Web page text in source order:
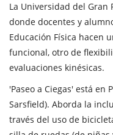
La Universidad del Gran
donde docentes y
Educación Física hacen
funcional, otro de
evaluaciones kinésicas.
'Paseo a Ciegas' está en
Sarsfield). Aborda la
través del uso de